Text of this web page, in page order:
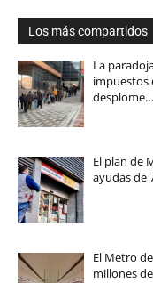
Los más compartidos
La
impuestos
desplome…
El plan de
ayudas de
El Metro
millones